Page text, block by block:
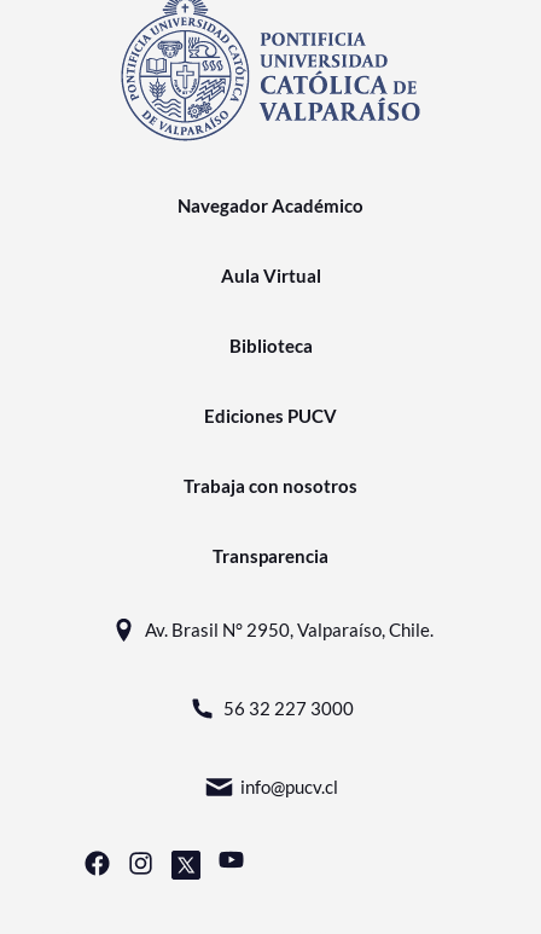
Navegador Académico
Aula Virtual
Biblioteca
Ediciones PUCV
Trabaja con nosotros
Transparencia
Av. Brasil N° 2950, Valparaíso, Chile.
56 32 227 3000
info@pucv.cl